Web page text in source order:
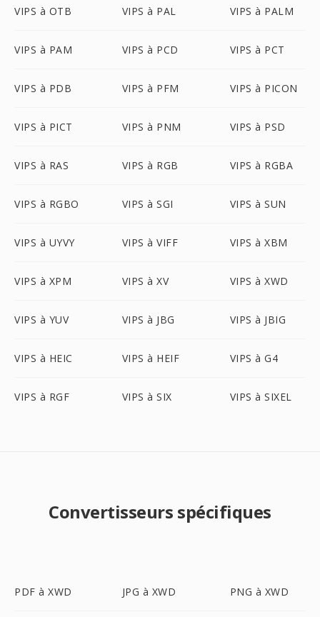
VIPS à OTB VIPS à PAL VIPS à PALM
VIPS à PAM VIPS à PCD VIPS à PCT
VIPS à PDB VIPS à PFM VIPS à PICON
VIPS à PICT VIPS à PNM VIPS à PSD
VIPS à RAS VIPS à RGB VIPS à RGBA
VIPS à RGBO VIPS à SGI VIPS à SUN
VIPS à UYVY VIPS à VIFF VIPS à XBM
VIPS à XPM VIPS à XV VIPS à XWD
VIPS à YUV VIPS à JBG VIPS à JBIG
VIPS à HEIC VIPS à HEIF VIPS à G4
VIPS à RGF VIPS à SIX VIPS à SIXEL
Convertisseurs spécifiques
PDF à XWD JPG à XWD PNG à XWD